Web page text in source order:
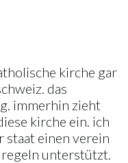
kirche gar
das
immerhin zieht
kirche ein. ich
staat einen verein
unterstützt.